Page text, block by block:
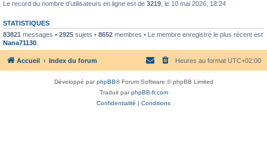
Le record du nombre d’utilisateurs en ligne est de 3219 , le 10 mai 2026, 18:24
STATISTIQUES
83821 messages • 2925 sujets • 8652 membres • Le membre enregistré le plus récent est
Nana71130
Accueil Index du forum Heures au format UTC+02:00
Développé parphpBB® Forum Software © phpBB Limited
Traduit parphpBB-fr.com
Confidentialité | Conditions